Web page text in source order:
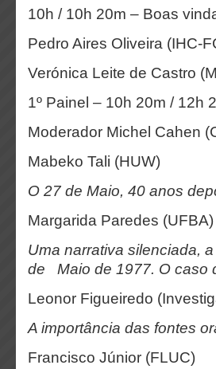
10h / 10h 20m – Boas
Pedro Aires Oliveira (IHC-
Verónica Leite de Castro
1º Painel – 10h 20m / 12h
Moderador Michel Cahen
Mabeko Tali (HUW)
O 27 de Maio, 40 anos
Margarida Paredes (UFBA)
Uma narrativa silenciada,
de Maio de 1977. O caso
Leonor Figueiredo
A importância das fontes
Francisco Júnior (FLUC)